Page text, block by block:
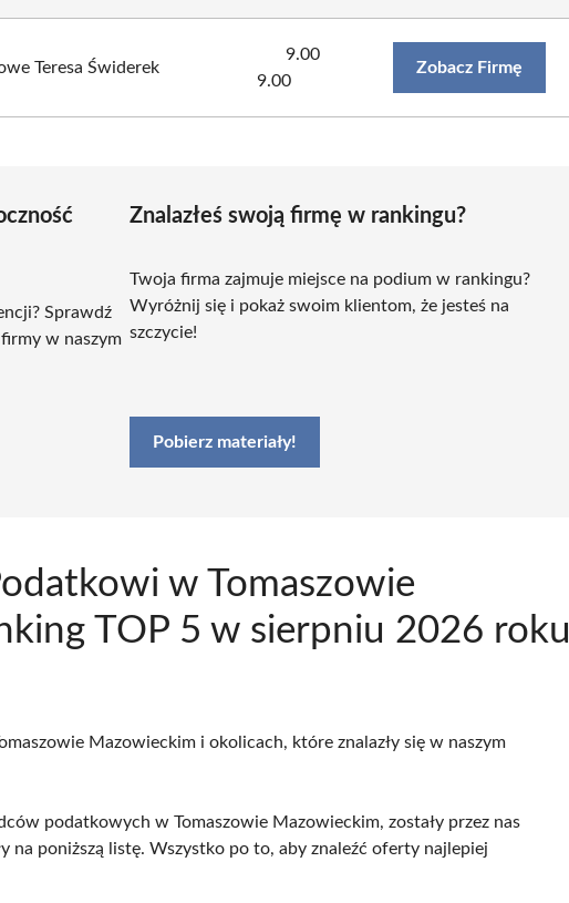
Teresa Świderek
9.00
9.00
Zobacz Firmę
Sprawdź
w naszym
Znalazłeś swoją firmę w rankingu?
Twoja firma zajmuje miejsce na podium w rankingu?
Wyróżnij się i pokaż swoim klientom, że jesteś na
szczycie!
Pobierz materiały!
w Tomaszowie
TOP 5 w sierpniu 2026 roku
Mazowieckim i okolicach, które znalazły się w naszym
podatkowych w Tomaszowie Mazowieckim, zostały przez nas
na poniższą listę. Wszystko po to, aby znaleźć oferty najlepiej